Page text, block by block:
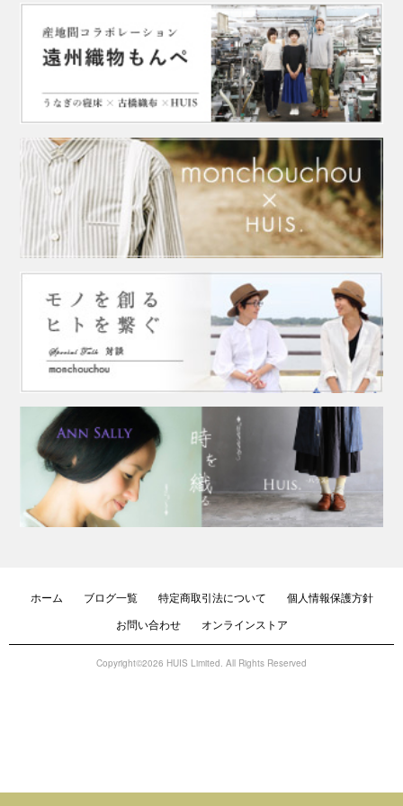
ホーム ブログ一覧 特定商取引法について
個人情報保護方針
お問い合わせ
オンラインストア
Copyright©2026 HUIS Limited. All Rights Reserved